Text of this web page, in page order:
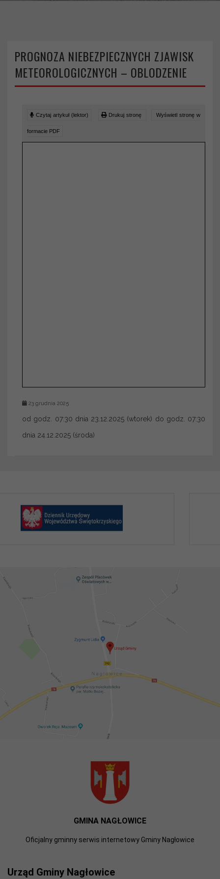
PROGNOZA NIEBEZPIECZNYCH ZJAWISK
METEOROLOGICZNYCH – OBLODZENIE
Czytaj artykuł (lektor) Drukuj stronę Wyświetl stronę w
formacie PDF
23 grudnia 2025
od godz. 07:30 dnia 23.12.2025 (wtorek) do godz. 07:30
dnia 24.12.2025 (środa)
GMINA NAGŁOWICE
Oficjalny gminny serwis internetowy Gminy Nagłowice
Urząd Gminy Nagłowice